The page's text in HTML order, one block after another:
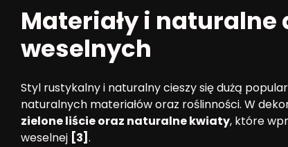
Materiały i
weselnych
Styl rustykalny i naturalny cieszy się dużą
naturalnych materiałów oraz roślinności. W
zielone liście oraz naturalne kwiaty, które
weselnej [3] .